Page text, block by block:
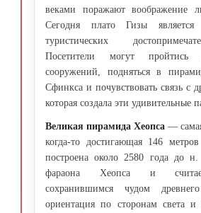
веками поражают воображение
Сегодня плато Гизы
туристических
Посетители могут пройтись
сооружений, подняться в
Сфинкса и почувствовать связь с
которая создала эти удивительные
Великая пирамида Хеопса —
когда-то достигающая 146
построена около 2580 года до
фараона Хеопса и
сохранившимся чудом
ориентация по сторонам света и